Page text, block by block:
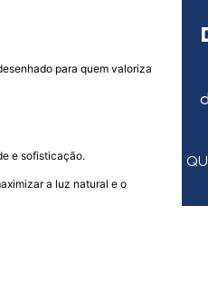
para quem valoriza
e sofisticação.
a luz natural e o